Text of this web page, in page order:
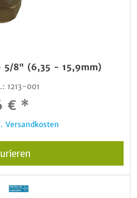
5/8" (6,35 - 15,9mm)
1213-001
€ *
Versandkosten